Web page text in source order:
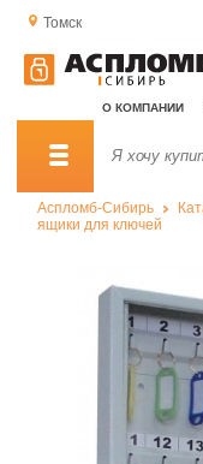
Томск
О КОМПАНИИ
Аспломб-Сибирь
ящики для ключей